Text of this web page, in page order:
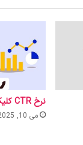
نرخ CTR کلیک چیست؟
می 10, 2025